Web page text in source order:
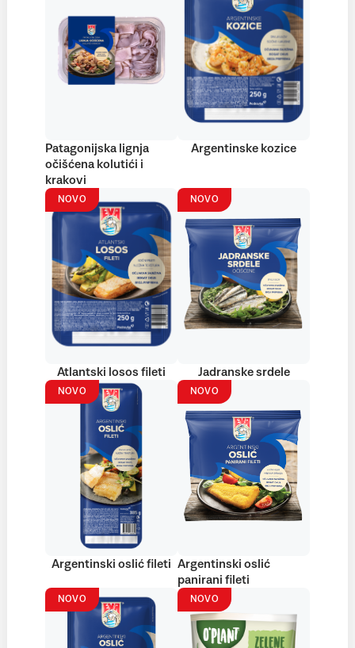
Patagonijska lignja
očišćena kolutići i
krakovi
Argentinske kozice
NOVO
Atlantski losos fileti
NOVO
Jadranske srdele
NOVO
Argentinski oslić fileti
NOVO
Argentinski oslić
panirani fileti
NOVO NOVO